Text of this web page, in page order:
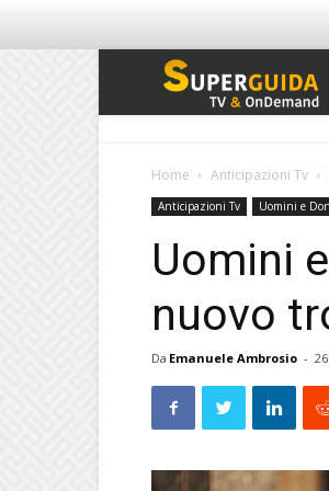
Home Anticipazioni Tv
Anticipazioni Tv Uomini e
Uomini
nuovo
Da Emanuele Ambrosio -